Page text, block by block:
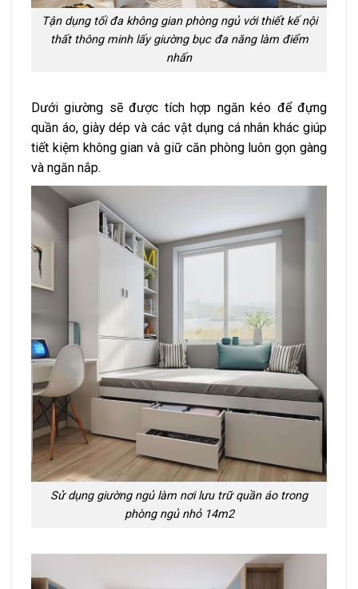
Tận dụng tối đa không gian phòng ngủ với thiết kế nội
thất thông minh lấy giường bục đa năng làm điểm
nhấn
Dưới giường sẽ được tích hợp ngăn kéo để đựng
quần áo, giày dép và các vật dụng cá nhân khác giúp
tiết kiệm không gian và giữ căn phòng luôn gọn gàng
và ngăn nắp.
Sử dụng giường ngủ làm nơi lưu trữ quần áo trong
phòng ngủ nhỏ 14m2